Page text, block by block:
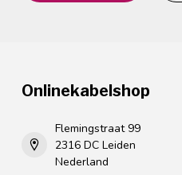
Onlinekabelshop
Flemingstraat 99
2316 DC Leiden
Nederland